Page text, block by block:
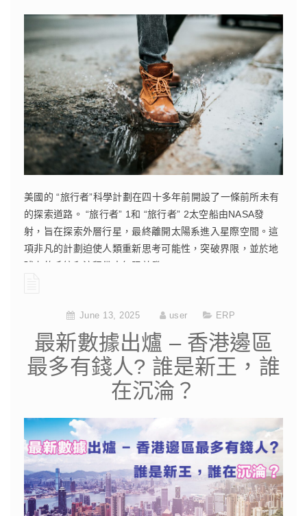
美國的 “旅行者”科學計劃在四十多年前開設了一條前所未有
的探索道路。 “旅行者” 1和 “旅行者” 2太空船由NASA發
射，旨在探索外層行星，最終離開太陽系進入星際空間。這
項非凡的計劃迫使人類重新思考可能性，突破界限，並於地
球上的系統和流程帶來無限啟發。
June 13, 2025
user ERP
最新數據出爐 – 香港邊區
最多有錢人? 誰是新王，誰
在沉淪？